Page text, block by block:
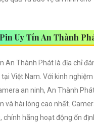
Uy Tín An Thành
An Thành Phát là địa chỉ
Việt Nam. Với kinh nghiệm
an ninh, An Thành
và hài lòng cao nhất.
chính hãng hoạt động ổn